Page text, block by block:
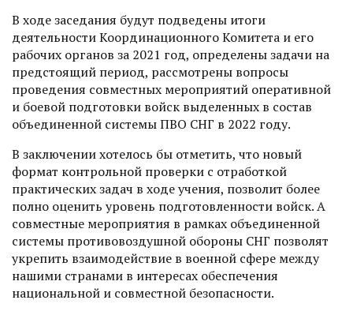
В ходе заседания будут подведены итоги
деятельности Координационного Комитета и его
рабочих органов за 2021 год, определены задачи на
предстоящий период, рассмотрены вопросы
проведения совместных мероприятий оперативной
и боевой подготовки войск выделенных в состав
объединенной системы ПВО СНГ в 2022 году.
В заключении хотелось бы отметить, что новый
формат контрольной проверки с отработкой
практических задач в ходе учения, позволит более
полно оценить уровень подготовленности войск. А
совместные мероприятия в рамках объединенной
системы противовоздушной обороны СНГ позволят
укрепить взаимодействие в военной сфере между
нашими странами в интересах обеспечения
национальной и совместной безопасности.